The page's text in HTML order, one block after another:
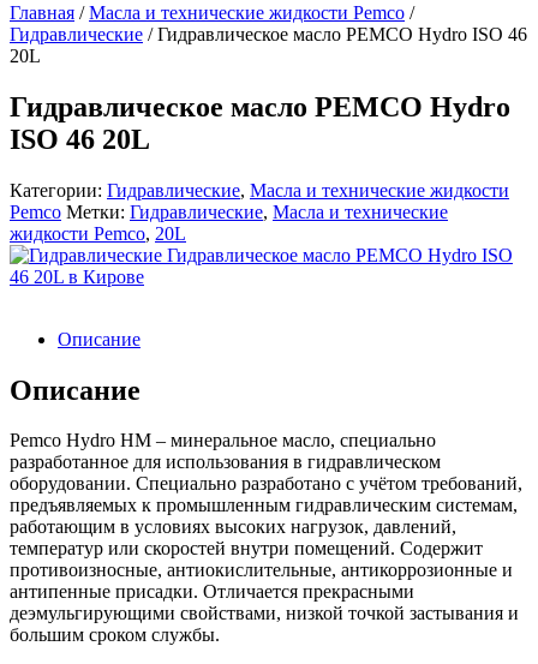
Главная /Масла и технические жидкости Pemco /
Гидравлические /Гидравлическое масло PEMCO Hydro ISO 46
20L
Гидравлическое масло PEMCO Hydro
ISO 46 20L
Категории: Гидравлические, Масла и технические жидкости
Pemco Метки: Гидравлические, Масла и технические
жидкости Pemco, 20L
Описание
Описание
Pemco Hydro HM – минеральное масло, специально
разработанное для использования в гидравлическом
оборудовании. Специально разработано с учётом требований,
предъявляемых к промышленным гидравлическим системам,
работающим в условиях высоких нагрузок, давлений,
температур или скоростей внутри помещений. Содержит
противоизносные, антиокислительные, антикоррозионные и
антипенные присадки. Отличается прекрасными
деэмульгирующими свойствами, низкой точкой застывания и
большим сроком службы.